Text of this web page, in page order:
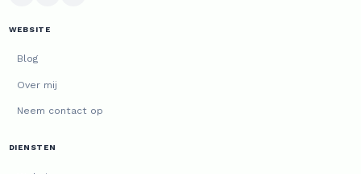
WEBSITE
Blog
Over mij
Neem contact op
DIENSTEN